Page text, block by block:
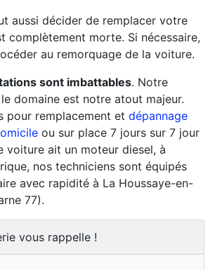
aussi décider de remplacer votre
complètement morte. Si nécessaire,
au remorquage de la voiture.
sont imbattables. Notre
domaine est notre atout majeur.
pour remplacement et dépannage
ou sur place 7 jours sur 7 jour
voiture ait un moteur diesel, à
nos techniciens sont équipés
avec rapidité à La Houssaye-en-
77).
vous rappelle !